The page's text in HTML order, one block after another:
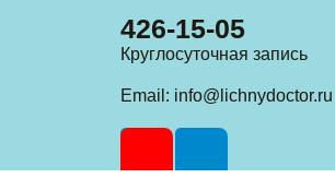
426-15-05
Круглосуточная запись
Email: info@lichnydoctor.ru